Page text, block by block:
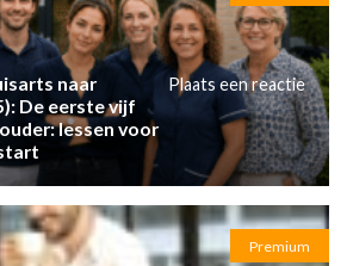
naar
De eerste vijf
lessen voor
Plaats een reactie
Premium